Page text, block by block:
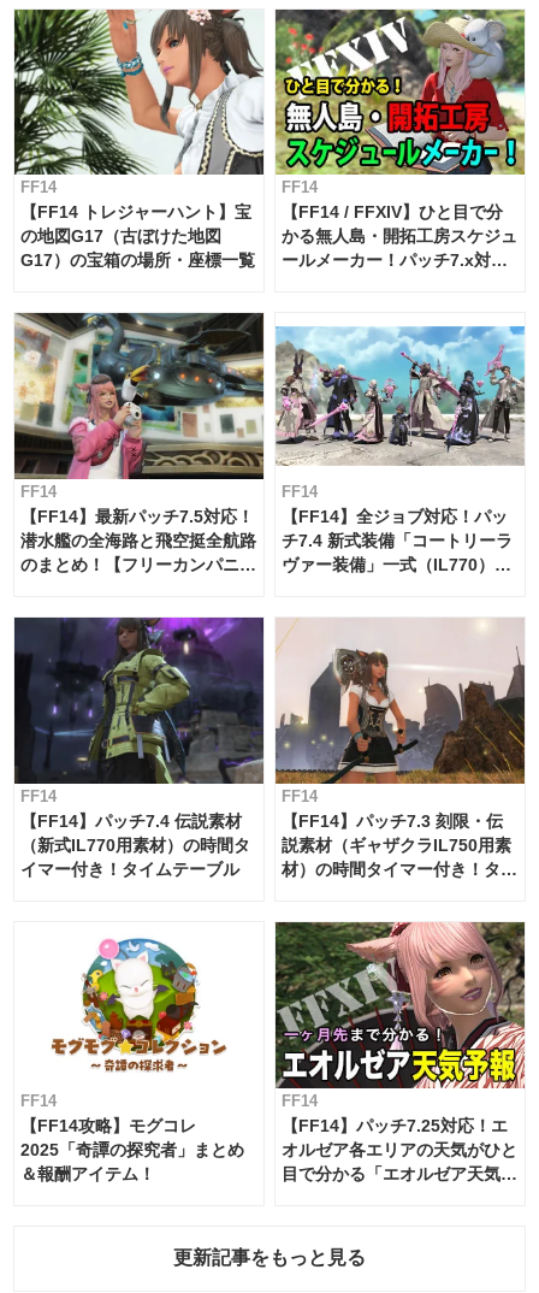
FF14
【FF14 トレジャーハント】宝
の地図G17（古ぼけた地図
G17）の宝箱の場所・座標一覧
FF14
【FF14 / FFXIV】ひと目で分
かる無人島・開拓工房スケジュ
ールメーカー！パッチ7.x対応
FF14
【FF14】最新パッチ7.5対応！
潜水艦の全海路と飛空挺全航路
のまとめ！【フリーカンパニ
FF14
【FF14】全ジョブ対応！パッ
チ7.4 新式装備「コートリーラ
ヴァー装備」一式（IL770）の
FF14
【FF14】パッチ7.4 伝説素材
（新式IL770用素材）の時間タ
イマー付き！タイムテーブル
FF14
【FF14】パッチ7.3 刻限・伝
説素材（ギャザクラIL750用素
材）の時間タイマー付き！タイ
FF14
【FF14攻略】モグコレ
2025「奇譚の探究者」まとめ
＆報酬アイテム！
FF14
【FF14】パッチ7.25対応！エ
オルゼア各エリアの天気がひと
目で分かる「エオルゼア天気予
更新記事をもっと見る